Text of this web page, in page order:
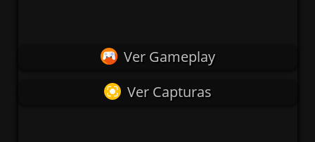
Ver Gameplay
Ver Capturas